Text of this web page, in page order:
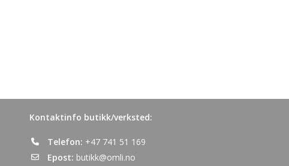
Kontaktinfo butikk/verksted:
Telefon: +47 741 51 169
Epost: butikk@omli.no